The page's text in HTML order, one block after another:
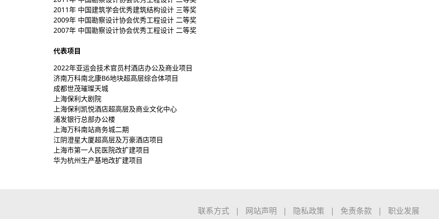
2011年 中国建筑学会优秀建筑结构设计 三等奖
2009年 中国勘察设计协会优秀工程设计 二等奖
2007年 中国勘察设计协会优秀工程设计 二等奖
代表项目
2022年亚运会技术官员村酒店办公及商业项目
济南万科南北康B6地块超高层综合体项目
成都世茂璀璨天城
上海保利大剧院
上海保利凯悦酒店超高层及商业文化中心
浦发银行总部办公楼
上海万科南站商务城二期
江阴澄星大厦超高层及万豪酒店项目
上海市第一人民医院改扩建项目
华为杭州生产基地改扩建项目
联系方式 | 网站声明 | 隐私政策 | 免责条款 | 职业发展